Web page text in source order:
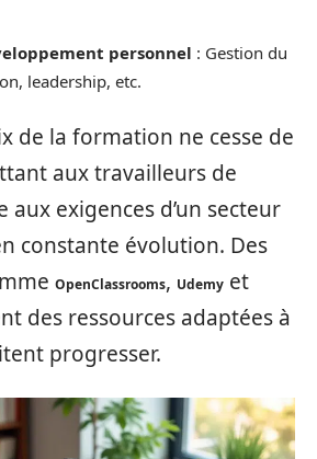
personnel : Gestion du
leadership, etc.
de la formation ne cesse de
aux travailleurs de
exigences d’un secteur
constante évolution. Des
OpenClassrooms, Udemy et
des ressources adaptées à
progresser.